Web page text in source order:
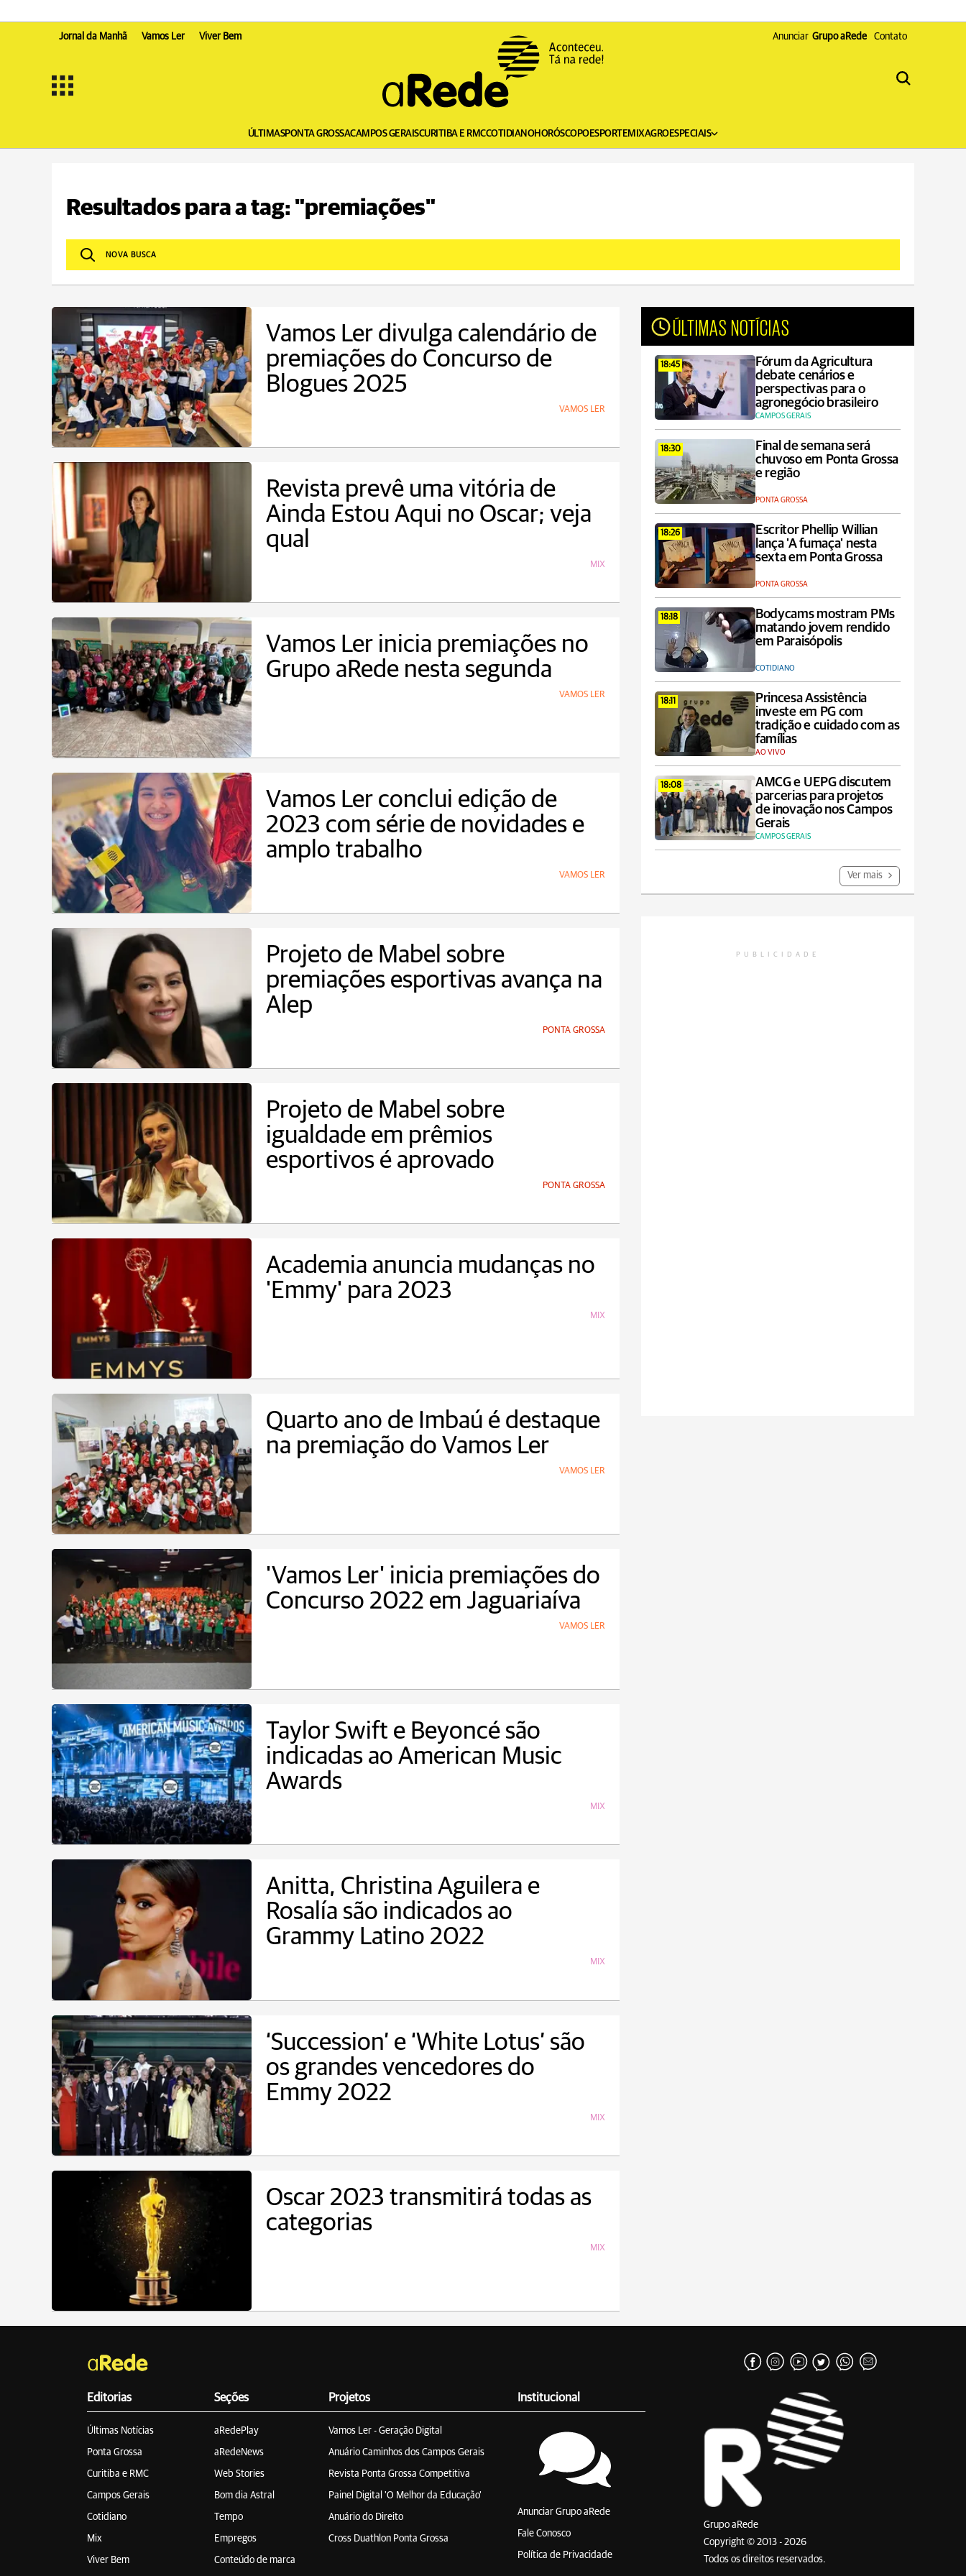
Jornal da Manhã Vamos Ler Viver Bem Anunciar Grupo aRede Contato
ÚLTIMASPONTA GROSSACAMPOS GERAISCURITIBA E RMCCOTIDIANOHORÓSCOPOESPORTEMIXAGROESPECIAIS
Resultados para a tag: "premiações"
Vamos Ler divulga calendário de
premiações do Concurso de
Blogues 2025
VAMOS LER
Revista prevê uma vitória de
Ainda Estou Aqui no Oscar; veja
qual
MIX
Vamos Ler inicia premiações no
Grupo aRede nesta segunda
VAMOS LER
Vamos Ler conclui edição de
2023 com série de novidades e
amplo trabalho
VAMOS LER
Projeto de Mabel sobre
premiações esportivas avança na
Alep
PONTA GROSSA
Projeto de Mabel sobre
igualdade em prêmios
esportivos é aprovado
PONTA GROSSA
Academia anuncia mudanças no
'Emmy' para 2023
MIX
Quarto ano de Imbaú é destaque
na premiação do Vamos Ler
VAMOS LER
'Vamos Ler' inicia premiações do
Concurso 2022 em Jaguariaíva
VAMOS LER
Taylor Swift e Beyoncé são
indicadas ao American Music
Awards
MIX
Anitta, Christina Aguilera e
Rosalía são indicados ao
Grammy Latino 2022
MIX
‘Succession’ e ‘White Lotus’ são
os grandes vencedores do
Emmy 2022
MIX
Oscar 2023 transmitirá todas as
categorias
MIX
ÚLTIMAS NOTÍCIAS
18:45
Fórum da Agricultura
debate cenários e
perspectivas para o
agronegócio brasileiro
CAMPOS GERAIS
18:30
Final de semana será
chuvoso em Ponta Grossa
e região
PONTA GROSSA
18:26
Escritor Phellip Willian
lança 'A fumaça' nesta
sexta em Ponta Grossa
PONTA GROSSA
18:18
Bodycams mostram PMs
matando jovem rendido
em Paraisópolis
COTIDIANO
18:11
Princesa Assistência
investe em PG com
tradição e cuidado com as
famílias
AO VIVO
18:08
AMCG e UEPG discutem
parcerias para projetos
de inovação nos Campos
Gerais
CAMPOS GERAIS
Ver mais
PUBLICIDADE
Editorias
Últimas Notícias
Ponta Grossa
Curitiba e RMC
Campos Gerais
Cotidiano
Mix
Viver Bem
Seções
aRedePlay
aRedeNews
Web Stories
Bom dia Astral
Tempo
Empregos
Conteúdo de marca
Projetos
Vamos Ler - Geração Digital
Anuário Caminhos dos Campos Gerais
Revista Ponta Grossa Competitiva
Painel Digital 'O Melhor da Educação'
Anuário do Direito
Cross Duathlon Ponta Grossa
Institucional
Anunciar Grupo aRede
Fale Conosco
Política de Privacidade
Grupo aRede
Copyright © 2013 - 2026
Todos os direitos reservados.